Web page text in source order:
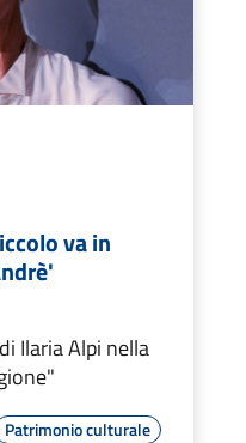
va in
Ilaria Alpi nella
Patrimonio culturale